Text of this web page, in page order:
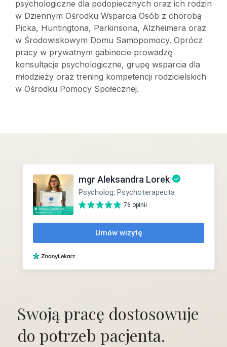
psychologiczne dla podopiecznych oraz ich rodzin
w Dziennym Ośrodku Wsparcia Osób z chorobą
Picka, Huntingtona, Parkinsona, Alzheimera oraz
w Środowiskowym Domu Samopomocy. Oprócz
pracy w prywatnym gabinecie prowadzę
konsultacje psychologiczne, grupę wsparcia dla
młodzieży oraz trening kompetencji rodzicielskich
w Ośrodku Pomocy Społecznej.
Swoją pracę dostosowuje
do potrzeb pacjenta.